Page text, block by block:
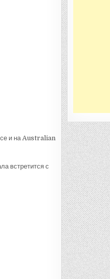
и на Australian
встретится с